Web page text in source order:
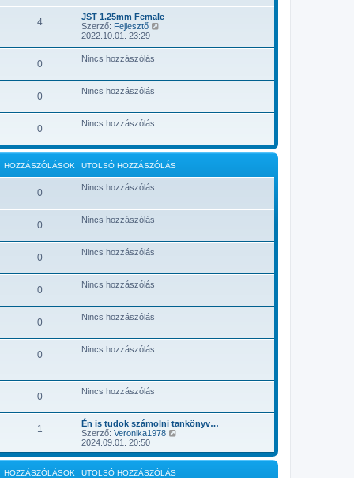
z
m
t
n
s
4
JST 1.25mm Female
Szerző: Fejlesztő
h
z
ó
á
s
i
é
2022.10.01. 23:29
0 Nincs hozzászólás
0 Nincs hozzászólás
0 Nincs hozzászólás
HOZZÁSZÓLÁSOK UTOLSÓ HOZZÁSZÓLÁS
0 Nincs hozzászólás
0 Nincs hozzászólás
0 Nincs hozzászólás
0 Nincs hozzászólás
0 Nincs hozzászólás
0 Nincs hozzászólás
0 Nincs hozzászólás
1
Én is tudok számolni tankönyv…
Szerző: Veronika1978
o
l
2024.09.01. 20:50
HOZZÁSZÓLÁSOK UTOLSÓ HOZZÁSZÓLÁS